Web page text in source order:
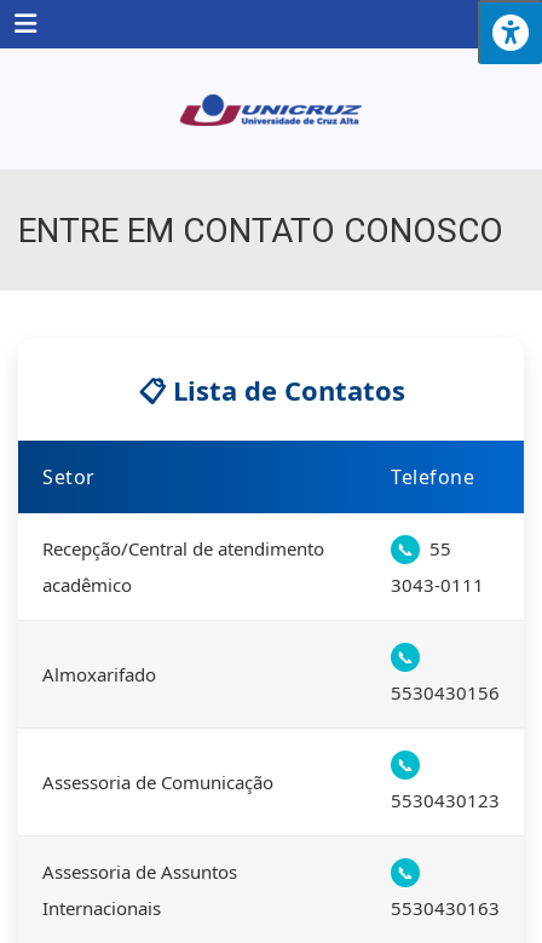
Menu
ENTRE EM CONTATO CONOSCO
📋 Lista de Contatos
Setor Telefone
Recepção/Central de atendimento
acadêmico
📞
55
3043-0111
Almoxarifado
📞
5530430156
Assessoria de Comunicação
📞
5530430123
Assessoria de Assuntos
Internacionais
📞
5530430163